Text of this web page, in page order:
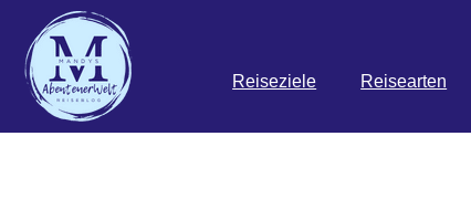
Zum
Inhalt
springen
Reiseziele Reisearten